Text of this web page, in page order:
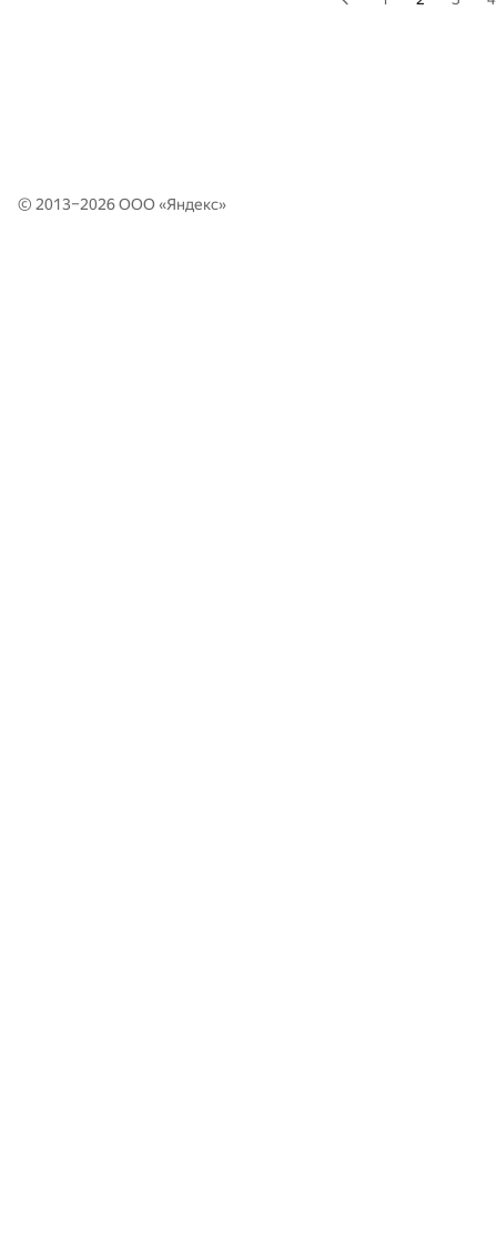
© 2013–2026 ООО «Яндекс»